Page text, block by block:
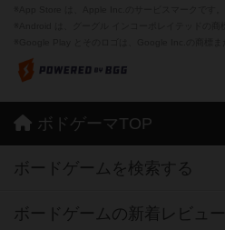
ボドゲーマTOP
ボードゲームを検索する
ボードゲームの新着レビュー